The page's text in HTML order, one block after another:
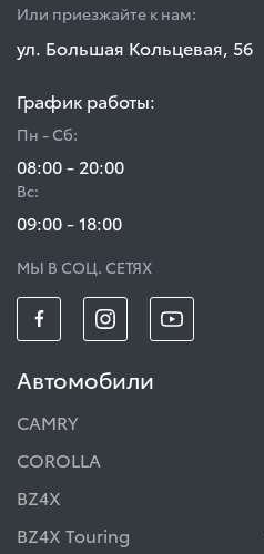
Или приезжайте к нам:
ул. Большая Кольцевая, 56
График работы:
Пн - Сб:
08:00 - 20:00
Вс:
09:00 - 18:00
МЫ В СОЦ. СЕТЯХ
Автомобили
CAMRY
COROLLA
BZ4X
BZ4X Touring